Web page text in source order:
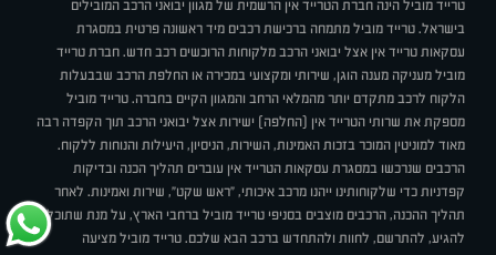
טרייד מוביל הינה חברת הטרייד אין הרשמית של מגוון יבואני הרכב המובילים
בישראל. טרייד מוביל מתמחה ברכישת רכבים מיד ראשונה פרטית במסגרת
עסקאות טרייד אין אצל יבואני הרכב מלקוחות הרוכשים רכב חדש. חברת טרייד
מוביל מעניקה מענה הוגן, שירותי ומקצועי במכירה או החלפת הרכב שבבעלות
הלקוח לרכב מתקדם יותר מהמלאי הרחב והמגוון הקיים בחברה. טרייד מוביל
מספקת את שרותי הטרייד אין (החלפה) ישירות אצל יבואני הרכב תוך הקפדה רבה
מאוד למוניטין המוכר בזכות האמינות, השירות, הניסיון, היעילות והנוחות ללקוח.
הרכבים שנרכשו במסגרת עסקאות הטרייד אין עוברים תהליך הכנה ובדיקות
קפדניות כדי שלקוחותינו ייהנו מרכב איכותי, "ראש שקט", שירות ואמינות. לאחר
תהליך ההכנה, הרכבים מוצבים בסניפי טרייד מוביל ברחבי הארץ, על מנת שתוכלו
להגיע, להתרשם, לחוות ולהתחדש ברכב הבא שלכם. טרייד מוביל מציעה